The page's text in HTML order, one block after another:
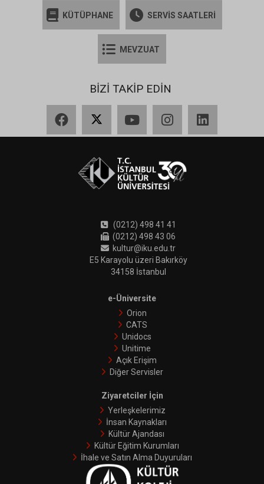
KÜTÜPHANE SERVİS SAATLERİ
MEVZUAT
BİZİ TAKİP EDİN
(0212) 498 41 41
(0212) 498 43 06
kultur@iku.edu.tr
E5 Karayolu üzeri Bakırköy
34158 İstanbul
e-Üniversite
Orion
CATS
Unidocs
Unitime
Açık Erişim
Diğer Servisler
Ziyaretciler İçin
Yerleşkelerimiz
İnsan Kaynakları
Kültür Ajandası
Kültür Eğitim Kurumları
İhale ve Satın Alma Duyuruları